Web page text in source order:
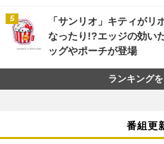
「サンリオ」キティが
なったり!?エッジの効い
ッグやポーチが登場
ランキング
番組更